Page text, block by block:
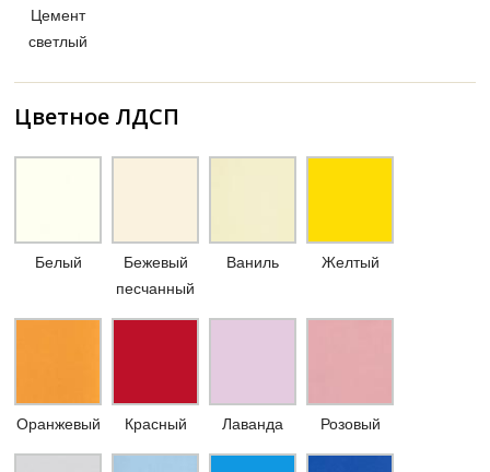
Цемент
светлый
Цветное ЛДСП
Белый
Бежевый
песчанный
Ваниль Желтый
Оранжевый Красный Лаванда Розовый